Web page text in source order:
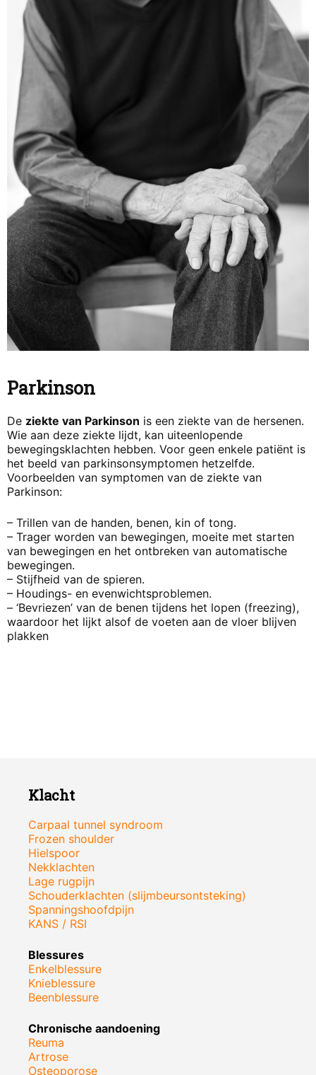
Parkinson
De ziekte van Parkinson is een ziekte van de hersenen.
Wie aan deze ziekte lijdt, kan uiteenlopende
bewegingsklachten hebben. Voor geen enkele patiënt is
het beeld van parkinsonsymptomen hetzelfde.
Voorbeelden van symptomen van de ziekte van
Parkinson:
– Trillen van de handen, benen, kin of tong.
– Trager worden van bewegingen, moeite met starten
van bewegingen en het ontbreken van automatische
bewegingen.
– Stijfheid van de spieren.
– Houdings- en evenwichtsproblemen.
– ‘Bevriezen’ van de benen tijdens het lopen (freezing),
waardoor het lijkt alsof de voeten aan de vloer blijven
plakken
Klacht
Carpaal tunnel syndroom
Frozen shoulder
Hielspoor
Nekklachten
Lage rugpijn
Schouderklachten (slijmbeursontsteking)
Spanningshoofdpijn
KANS / RSI
Blessures
Enkelblessure
Knieblessure
Beenblessure
Chronische aandoening
Reuma
Artrose
Osteoporose